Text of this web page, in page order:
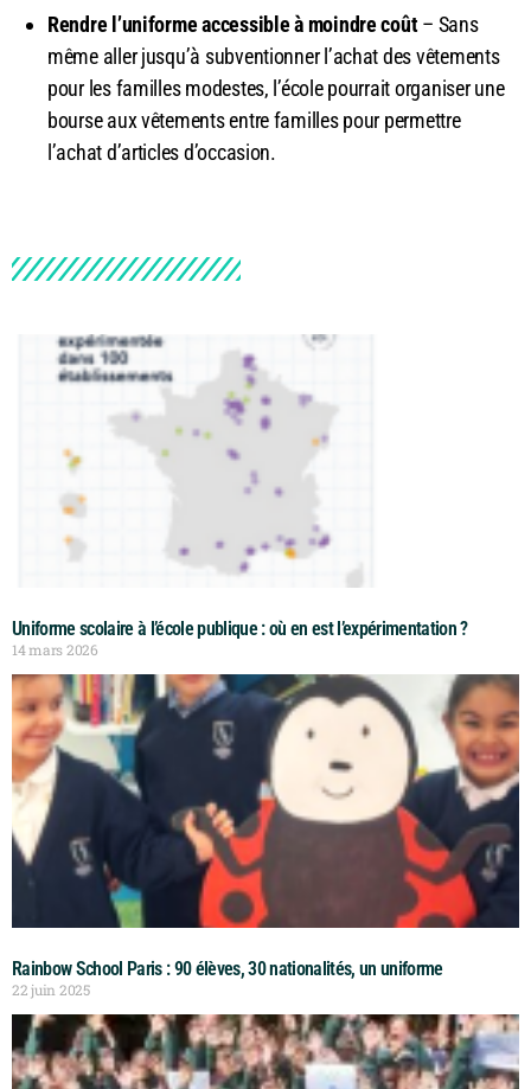
Rendre l’uniforme accessible à moindre coût– Sans
même aller jusqu’à subventionner l’achat des vêtements
pour les familles modestes, l’école pourrait organiser une
bourse aux vêtements entre familles pour permettre
l’achat d’articles d’occasion.
Uniforme scolaire à l’école publique : où en est l’expérimentation ?
14 mars 2026
Rainbow School Paris : 90 élèves, 30 nationalités, un uniforme
22 juin 2025